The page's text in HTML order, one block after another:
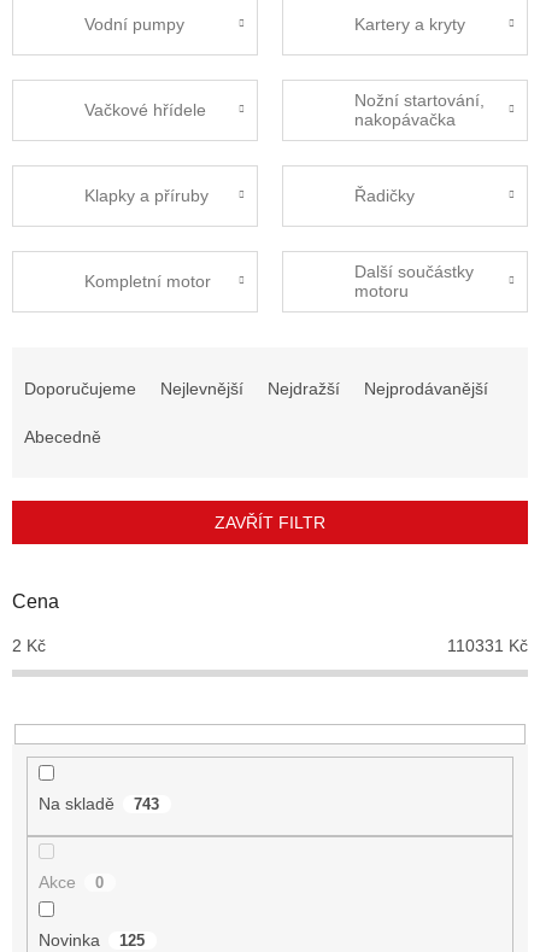
Vodní pumpy Kartery a kryty
Vačkové hřídele
Nožní startování,
nakopávačka
Klapky a příruby Řadičky
Kompletní motor
Další součástky
motoru
r
d
k
t
Doporučujeme Nejlevnější Nejdražší Nejprodávanější
Abecedně
ZAVŘÍT FILTR
Cena
2 Kč 110331 Kč
Na skladě 743
Akce 0
Novinka 125